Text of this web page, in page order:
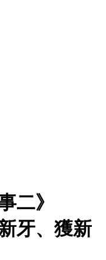
二》
牙、獲新